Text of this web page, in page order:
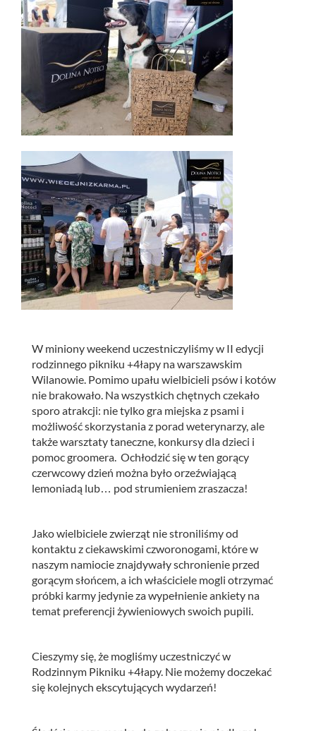
W miniony weekend uczestniczyliśmy w II edycji
rodzinnego pikniku +4łapy na warszawskim
Wilanowie. Pomimo upału wielbicieli psów i kotów
nie brakowało. Na wszystkich chętnych czekało
sporo atrakcji: nie tylko gra miejska z psami i
możliwość skorzystania z porad weterynarzy, ale
także warsztaty taneczne, konkursy dla dzieci i
pomoc groomera. Ochłodzić się w ten gorący
czerwcowy dzień można było orzeźwiającą
lemoniadą lub… pod strumieniem zraszacza!
Jako wielbiciele zwierząt nie stroniliśmy od
kontaktu z ciekawskimi czworonogami, które w
naszym namiocie znajdywały schronienie przed
gorącym słońcem, a ich właściciele mogli otrzymać
próbki karmy jedynie za wypełnienie ankiety na
temat preferencji żywieniowych swoich pupili.
Cieszymy się, że mogliśmy uczestniczyć w
Rodzinnym Pikniku +4łapy. Nie możemy doczekać
się kolejnych ekscytujących wydarzeń!